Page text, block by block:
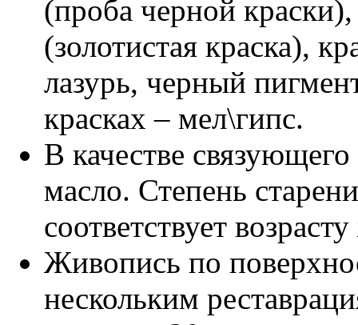
(проба черной
(золотистая краска),
лазурь, черный
красках – мел\гипс.
В качестве
масло. Степень
соответствует
Живопись по
нескольким